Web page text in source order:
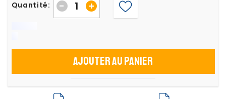
Quantité: +
-
Ajouter au panier